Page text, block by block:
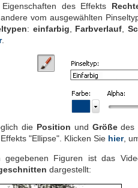
des Effekts
vom ausgewählten
: einfarbig Farbverlauf ,
.
die Position und Größedes
"Ellipse". Klicken Sie hier,
gegebenen Figuren ist das
dargestellt: